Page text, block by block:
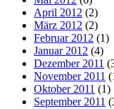
April 2012 (2)
März 2012 (2)
Februar 2012 (1)
Januar 2012 (4)
Dezember 2011
November 2011
Oktober 2011 (1)
September 2011